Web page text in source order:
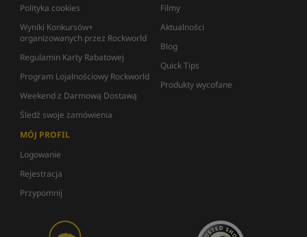
Polityka cookies
Wyniki Konkursów+
organizowanych przez Rockworld
Regulamin Karty Rabatowej
Program Lojalnościowy Rockworld
Weekend z Darmową Dostawą
Śledź swoje zamówienia
Filmy
Aktualności
Blog
Quick Tips
Produkty wycofane
MÓJ PROFIL
Logowanie
Rejestracja
Przypomnij